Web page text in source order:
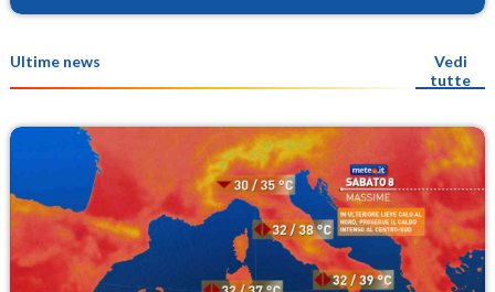
Ultime news
Vedi
tutte